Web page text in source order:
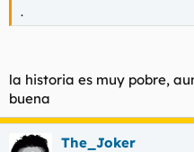
.
la historia es muy pobre,
buena
The_Joker